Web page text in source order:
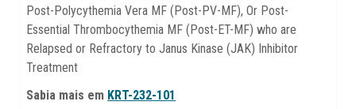
Post-Polycythemia Vera MF (Post-PV-MF), Or Post-
Essential Thrombocythemia MF (Post-ET-MF) who are
Relapsed or Refractory to Janus Kinase (JAK) Inhibitor
Treatment
Sabia mais em KRT-232-101